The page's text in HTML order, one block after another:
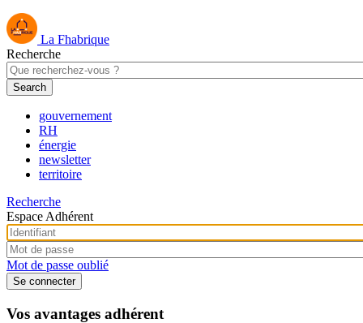
La Fhabrique
Recherche
gouvernement
RH
énergie
newsletter
territoire
Recherche
Espace Adhérent
Mot de passe oublié
Vos avantages adhérent